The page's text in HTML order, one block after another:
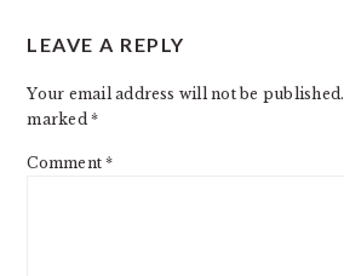
INTERACTIONS
LEAVE A REPLY
Your email address will not be published.
marked*
Comment*